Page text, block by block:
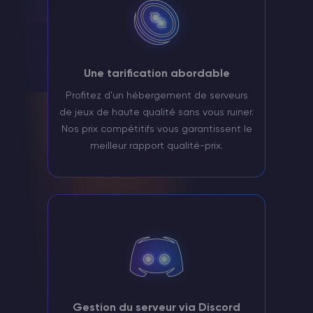
Une tarification abordable
Profitez d'un hébergement de serveurs
de jeux de haute qualité sans vous ruiner.
Nos prix compétitifs vous garantissent le
meilleur rapport qualité-prix.
Gestion du serveur via Discord